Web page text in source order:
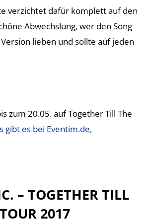
verzichtet dafür komplett auf den
Abwechslung, wer den Song
lieben und sollte auf jeden
zum 20.05. auf Together Till The
gibt es bei Eventim.de,
– TOGETHER TILL
2017